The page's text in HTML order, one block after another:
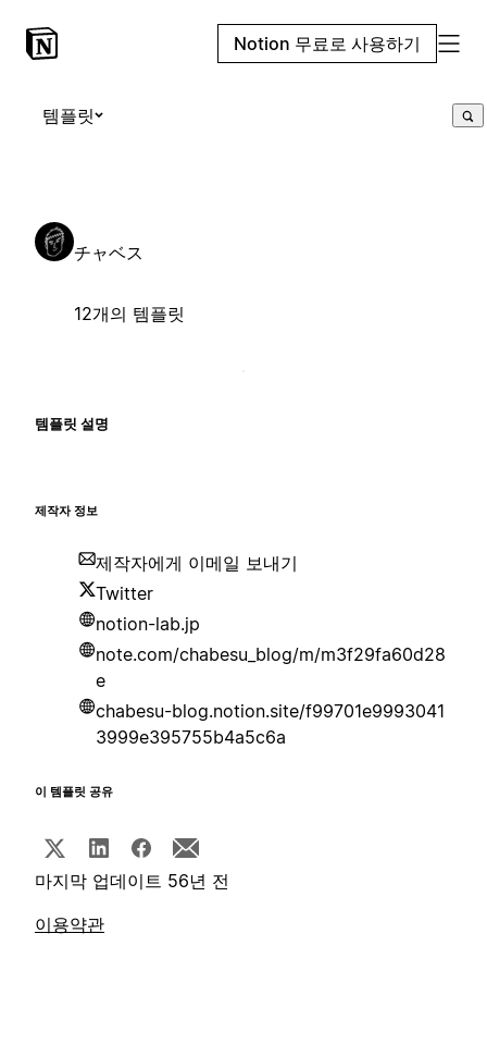
Notion 무료로 사용하기
템플릿
チャベス
12개의 템플릿
템플릿 설명
제작자 정보
제작자에게 이메일 보내기
Twitter
notion-lab.jp
note.com/chabesu_blog/m/m3f29fa60d28
e
chabesu-blog.notion.site/f99701e9993041
3999e395755b4a5c6a
이 템플릿 공유
마지막 업데이트 56년 전
이용약관